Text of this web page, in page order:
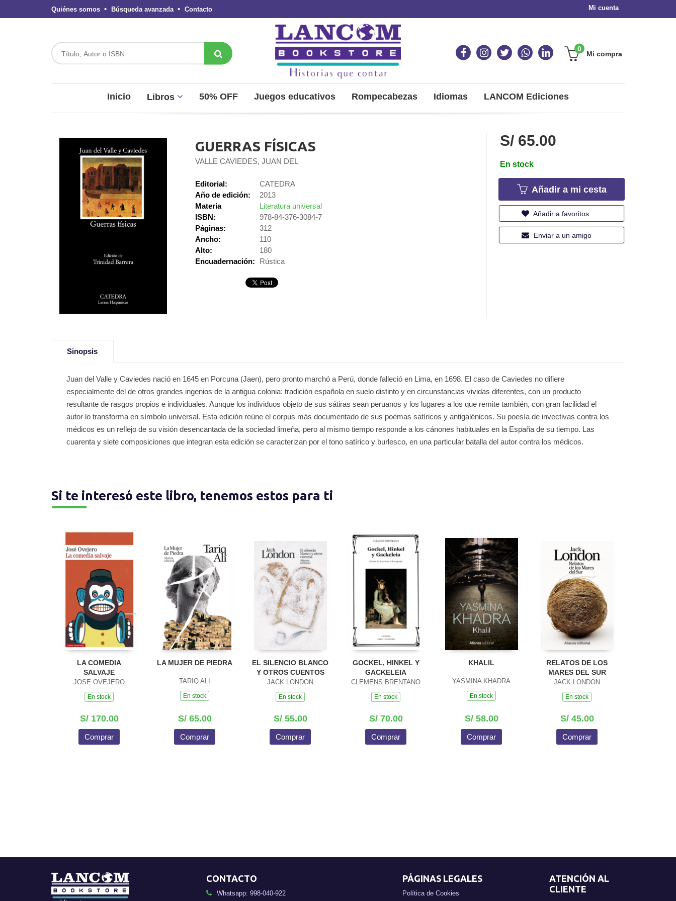
Mi cuenta
Quiénes somos Búsqueda avanzada Contacto
Mi compra
0
Inicio Libros 50% OFF Juegos educativos Rompecabezas Idiomas LANCOM Ediciones
GUERRAS FÍSICAS
VALLE CAVIEDES, JUAN DEL
Editorial:
CATEDRA
Año de edición:
2013
Materia
Literatura universal
ISBN:
978-84-376-3084-7
Páginas:
312
Ancho:
110
Alto:
180
Encuadernación:
Rústica
S/ 65.00
En stock
Añadir a mi cesta
Añadir a favoritos
Enviar a un amigo
Sinopsis
Juan del Valle y Caviedes nació en 1645 en Porcuna (Jaen), pero pronto marchó a Perú, donde falleció en Lima, en 1698. El caso de Caviedes no difiere
especialmente del de otros grandes ingenios de la antigua colonia: tradición española en suelo distinto y en circunstancias vividas diferentes, con un producto
resultante de rasgos propios e individuales. Aunque los individuos objeto de sus sátiras sean peruanos y los lugares a los que remite también, con gran facilidad el
autor lo transforma en símbolo universal. Esta edición reúne el corpus más documentado de sus poemas satíricos y antigalénicos. Su poesía de invectivas contra los
médicos es un reflejo de su visión desencantada de la sociedad limeña, pero al mismo tiempo responde a los cánones habituales en la España de su tiempo. Las
cuarenta y siete composiciones que integran esta edición se caracterizan por el tono satírico y burlesco, en una particular batalla del autor contra los médicos.
Si te interesó este libro, tenemos estos para ti
LA COMEDIA
SALVAJE
JOSE OVEJERO
En stock
S/ 170.00
Comprar
LA MUJER DE PIEDRA
TARIQ ALI
En stock
S/ 65.00
Comprar
EL SILENCIO BLANCO
Y OTROS CUENTOS
JACK LONDON
En stock
S/ 55.00
Comprar
GOCKEL, HINKEL Y
GACKELEIA
CLEMENS BRENTANO
En stock
S/ 70.00
Comprar
KHALIL
YASMINA KHADRA
En stock
S/ 58.00
Comprar
RELATOS DE LOS
MARES DEL SUR
JACK LONDON
En stock
S/ 45.00
Comprar
CONTACTO
Whatsapp: 998-040-922
PÁGINAS LEGALES
Política de Cookies
ATENCIÓN AL
CLIENTE